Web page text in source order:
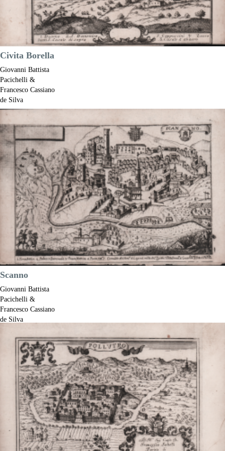
Civita Borella
Giovanni Battista
Pacichelli &
Francesco Cassiano
de Silva
Riferimento:
Misure:
185 x 140 mm
Anno:
1703
Luogo di Stampa:
Napoli
Prezzo
150,00 €
Anteprima
DESCRIZIONE
Scanno
Giovanni Battista
Pacichelli &
Francesco Cassiano
de Silva
Misure:
185 x 140 mm
1703
Luogo di Stampa:
Napoli
Prezzo
250,00 €
Anteprima
DESCRIZIONE